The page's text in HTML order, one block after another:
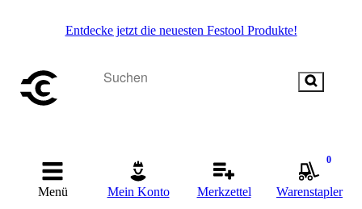
Entdecke jetzt die neuesten Festool Produkte!
Menü Mein Konto Merkzettel
0
Warenstapler